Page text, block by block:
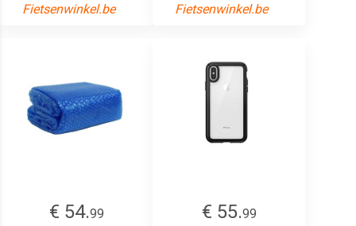
Fietsenwinkel.be Fietsenwinkel.be
€ 54.99 € 55.99